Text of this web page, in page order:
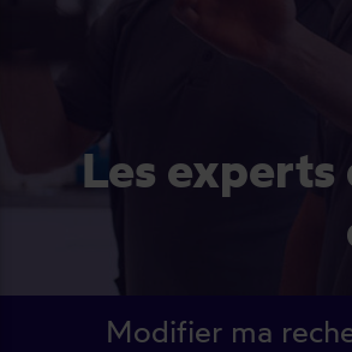
Les experts du volet
Modifier ma